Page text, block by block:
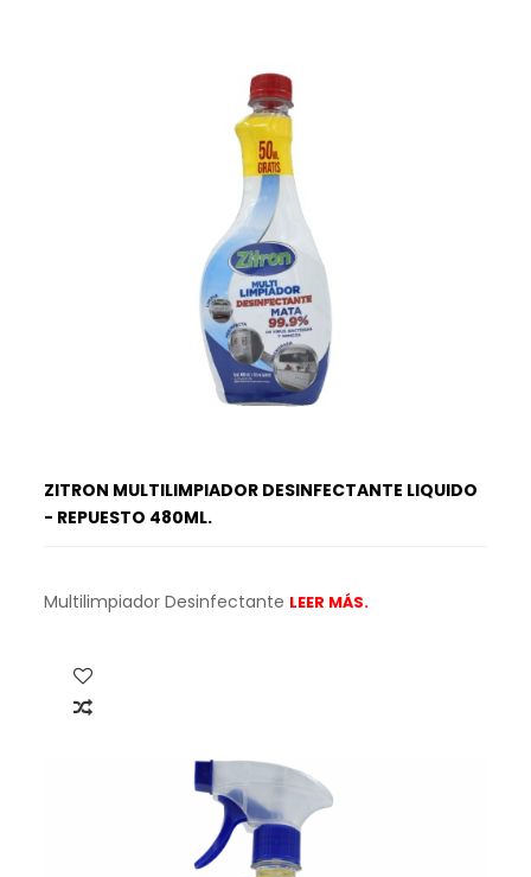
ZITRON MULTILIMPIADOR DESINFECTANTE LIQUIDO
- REPUESTO 480ML.
Multilimpiador Desinfectante LEER MÁS.